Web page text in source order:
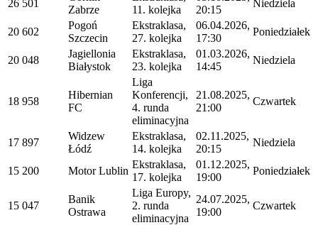
26 501
Zabrze
11. kolejka
20:15
Niedziela
20 602
Pogoń
Szczecin
Ekstraklasa,
27. kolejka
06.04.2026,
17:30
Poniedziałek
20 048
Jagiellonia
Białystok
Ekstraklasa,
23. kolejka
01.03.2026,
14:45
Niedziela
18 958
Hibernian
FC
Liga
Konferencji,
4. runda
eliminacyjna
21.08.2025,
21:00
Czwartek
17 897
Widzew
Łódź
Ekstraklasa,
14. kolejka
02.11.2025,
20:15
Niedziela
15 200 Motor Lublin
Ekstraklasa,
17. kolejka
01.12.2025,
19:00
Poniedziałek
15 047
Banik
Ostrawa
Liga Europy,
2. runda
eliminacyjna
24.07.2025,
19:00
Czwartek